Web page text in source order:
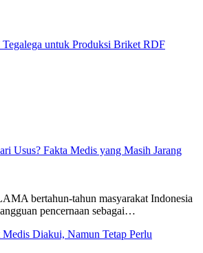
untuk Produksi Briket RDF
Usus? Fakta Medis yang Masih Jarang
bertahun-tahun masyarakat Indonesia
pencernaan sebagai…
Diakui, Namun Tetap Perlu